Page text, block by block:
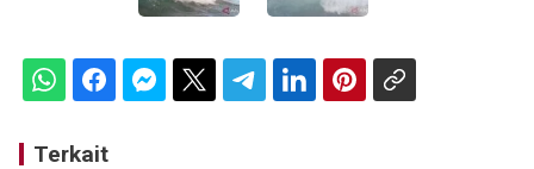
Terkait